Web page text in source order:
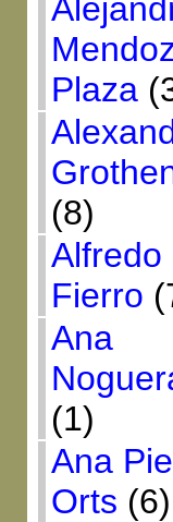
Plaza
(8)
Alfredo
Fierro
Ana
(1)
Ana
Orts (6)